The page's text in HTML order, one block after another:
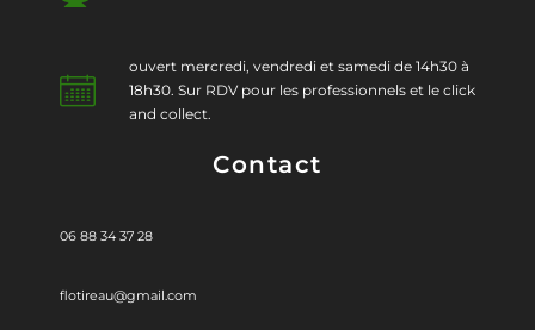
ouvert mercredi, vendredi et samedi de 14h30 à
18h30. Sur RDV pour les professionnels et le click
and collect.
Contact
06 88 34 37 28
flotireau@gmail.com